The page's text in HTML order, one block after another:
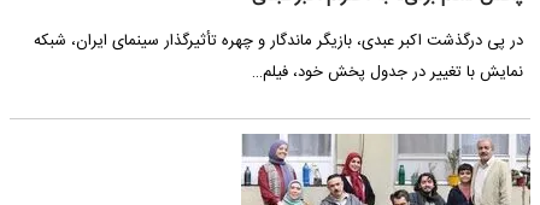
در پی درگذشت اکبر عبدی، بازیگر ماندگار و چهره تأثیرگذار سینمای ایران، شبکه
نمایش با تغییر در جدول پخش خود، فیلم…